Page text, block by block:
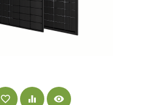
favorite_border equalizer visibility